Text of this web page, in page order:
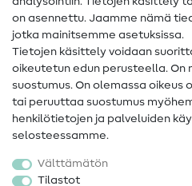
Yhteystiedot
Tietoa omistajanvaihdoksesta
Peruutusoikeus
Suosittu
Kankaat
on asennettu. Jaamme nämä
jotka mainitsemme asetuksissa.
Tietojen käsittely voidaan
oikeutetun edun perusteella.
suostumus. On olemassa
tai peruuttaa suostumus
henkilötietojen ja palveluiden
selosteessamme.
Välttämätön
Tilastot